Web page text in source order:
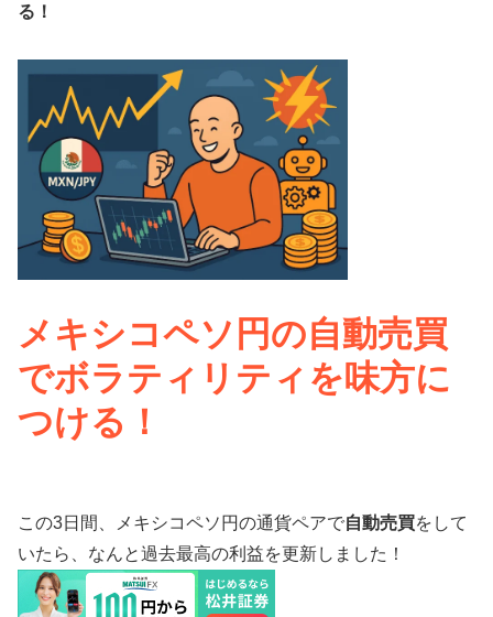
る！
メキシコペソ円の自動売買
でボラティリティを味方に
つける！
この3日間、メキシコペソ円の通貨ペアで自動売買をして
いたら、なんと過去最高の利益を更新しました！